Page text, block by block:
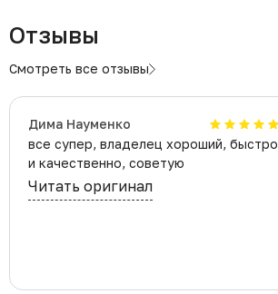
Отзывы
Смотреть все отзывы
Дима Науменко
все супер, владелец хороший, быстро
и качественно, советую
Читать оригинал